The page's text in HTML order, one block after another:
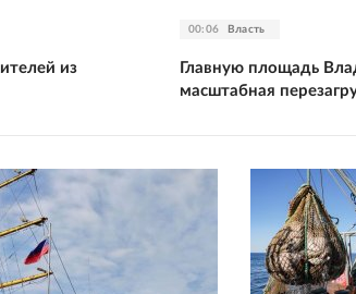
из
00:06 Власть
Главную площадь
масштабная